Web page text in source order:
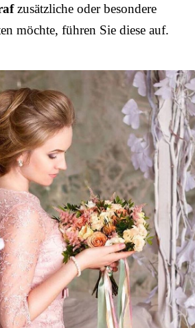
zusätzliche oder besondere
möchte, führen Sie diese auf.